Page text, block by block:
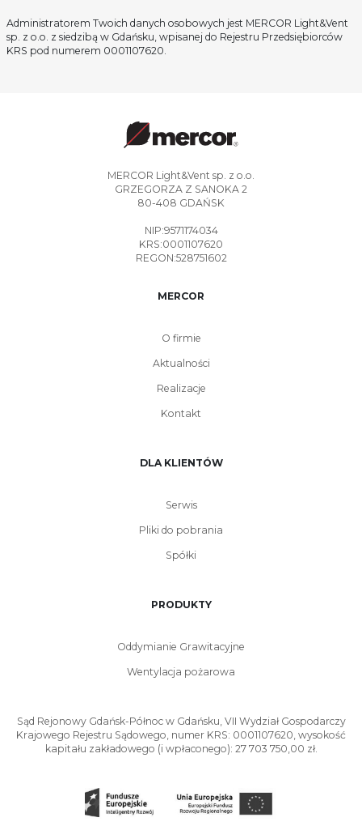
Administratorem Twoich danych osobowych jest MERCOR Light&Vent
sp. z o.o. z siedzibą w Gdańsku, wpisanej do Rejestru Przedsiębiorców
KRS pod numerem 0001107620.
MERCOR Light&Vent sp. z o.o.
GRZEGORZA Z SANOKA 2
80-408 GDAŃSK
NIP:9571174034
KRS:0001107620
REGON:528751602
MERCOR
O firmie
Aktualności
Realizacje
Kontakt
DLA KLIENTÓW
Serwis
Pliki do pobrania
Spółki
PRODUKTY
Oddymianie Grawitacyjne
Wentylacja pożarowa
Sąd Rejonowy Gdańsk-Północ w Gdańsku, VII Wydział Gospodarczy
Krajowego Rejestru Sądowego, numer KRS: 0001107620, wysokość
kapitału zakładowego (i wpłaconego): 27 703 750,00 zł.